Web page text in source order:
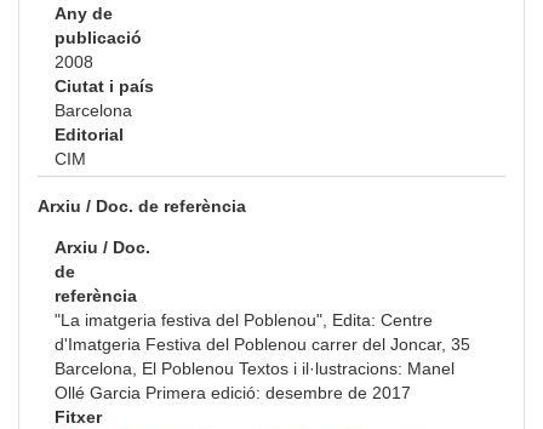
Any de
publicació
2008
Ciutat i país
Barcelona
Editorial
CIM
Arxiu / Doc. de referència
Arxiu / Doc.
de
referència
"La imatgeria festiva del Poblenou", Edita: Centre
d'Imatgeria Festiva del Poblenou carrer del Joncar, 35
Barcelona, El Poblenou Textos i il·lustracions: Manel
Ollé Garcia Primera edició: desembre de 2017
Fitxer